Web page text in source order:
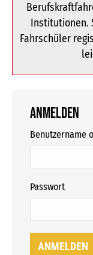
Institutionen.
Fahrschüler
Anmelden
Benutzername
Passwort
ANMELDEN